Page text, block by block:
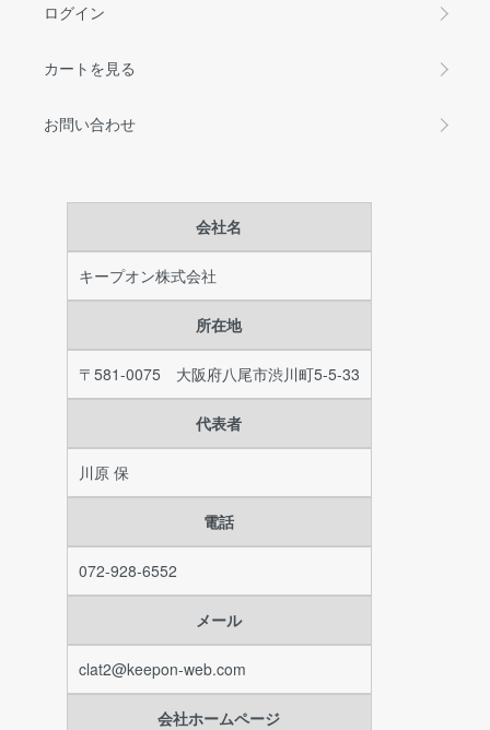
ログイン
カートを見る
お問い合わせ
会社名
キープオン株式会社
所在地
〒581-0075 大阪府八尾市渋川町5-5-33
代表者
川原 保
電話
072-928-6552
メール
clat2@keepon-web.com
会社ホームページ